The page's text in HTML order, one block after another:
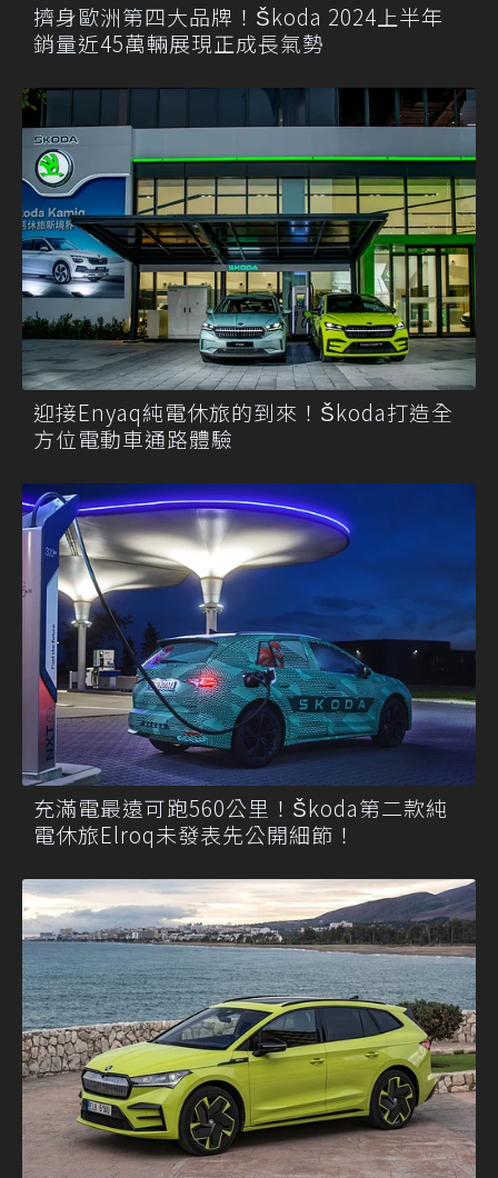
擠身歐洲第四大品牌！Škoda 2024上半年
銷量近45萬輛展現正成長氣勢
迎接Enyaq純電休旅的到來！Škoda打造全
方位電動車通路體驗
充滿電最遠可跑560公里！Škoda第二款純
電休旅Elroq未發表先公開細節！